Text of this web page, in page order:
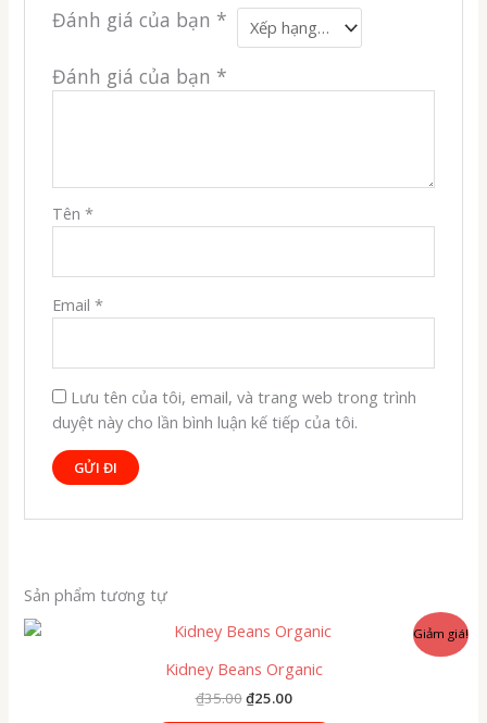
Đánh giá của bạn *
Đánh giá của bạn *
Tên *
Email *
Lưu tên của tôi, email, và trang web trong trình
duyệt này cho lần bình luận kế tiếp của tôi.
Sản phẩm tương tự
Giảm giá!
Kidney Beans Organic
₫35.00Giá
₫25.00Giá